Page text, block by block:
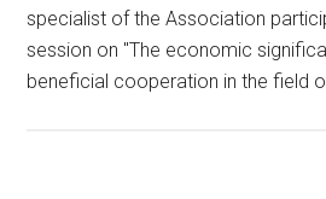
specialist of the Association
session on "The economic
beneficial cooperation in the field